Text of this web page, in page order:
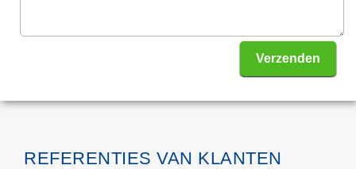
Verzenden
REFERENTIES VAN KLANTEN